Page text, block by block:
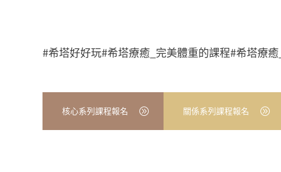
#希塔好好玩#希塔療癒_完美體重的課程#希塔療
核心系列課程報名 關係系列課程報名